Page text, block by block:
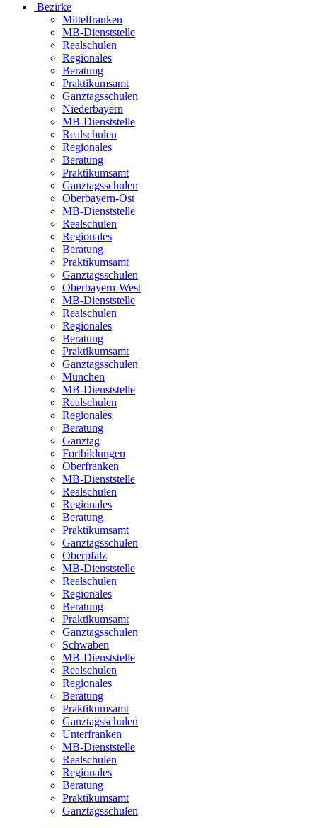
Bezirke
Mittelfranken
MB-Dienststelle
Realschulen
Regionales
Beratung
Praktikumsamt
Ganztagsschulen
Niederbayern
MB-Dienststelle
Realschulen
Regionales
Beratung
Praktikumsamt
Ganztagsschulen
Oberbayern-Ost
MB-Dienststelle
Realschulen
Regionales
Beratung
Praktikumsamt
Ganztagsschulen
Oberbayern-West
MB-Dienststelle
Realschulen
Regionales
Beratung
Praktikumsamt
Ganztagsschulen
München
MB-Dienststelle
Realschulen
Regionales
Beratung
Ganztag
Fortbildungen
Oberfranken
MB-Dienststelle
Realschulen
Regionales
Beratung
Praktikumsamt
Ganztagsschulen
Oberpfalz
MB-Dienststelle
Realschulen
Regionales
Beratung
Praktikumsamt
Ganztagsschulen
Schwaben
MB-Dienststelle
Realschulen
Regionales
Beratung
Praktikumsamt
Ganztagsschulen
Unterfranken
MB-Dienststelle
Realschulen
Regionales
Beratung
Praktikumsamt
Ganztagsschulen